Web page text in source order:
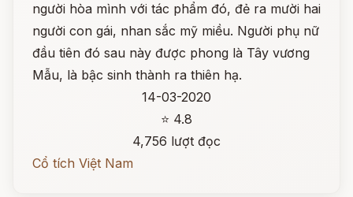
người hòa mình với tác phẩm đó, đẻ ra mười hai
người con gái, nhan sắc mỹ miều. Người phụ nữ
đầu tiên đó sau này được phong là Tây vương
Mẫu, là bậc sinh thành ra thiên hạ.
14-03-2020
⭐ 4.8
4,756 lượt đọc
Cổ tích Việt Nam